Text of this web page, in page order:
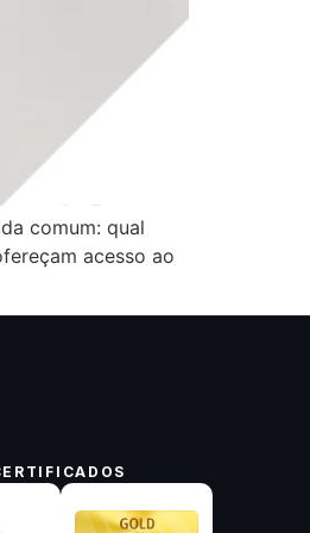
comum: qual
acesso ao